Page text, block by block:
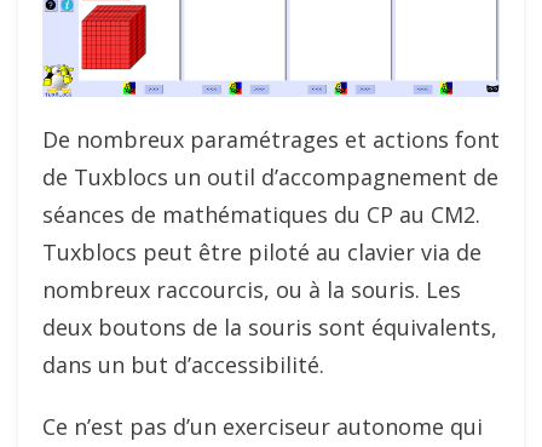
De nombreux paramétrages et actions font
de Tuxblocs un outil d’accompagnement de
séances de mathématiques du CP au CM2.
Tuxblocs peut être piloté au clavier via de
nombreux raccourcis, ou à la souris. Les
deux boutons de la souris sont équivalents,
dans un but d’accessibilité.
Ce n’est pas d’un exerciseur autonome qui